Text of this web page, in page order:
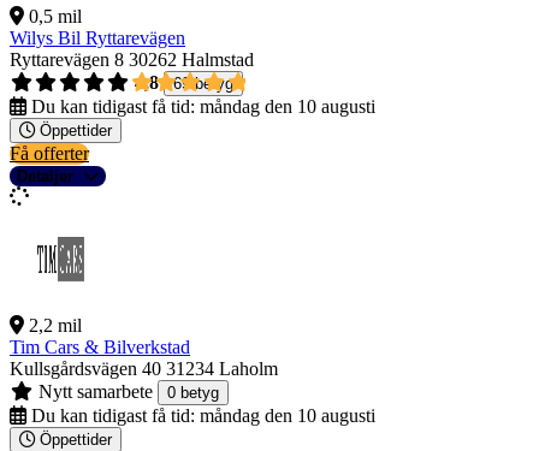
0,5 mil
Wilys Bil Ryttarevägen
Ryttarevägen 8 30262 Halmstad
4,8
69 betyg
Du kan tidigast få tid: måndag den 10 augusti
Öppettider
Få offerter
Detaljer
2,2 mil
Tim Cars & Bilverkstad
Kullsgårdsvägen 40 31234 Laholm
Nytt samarbete
0 betyg
Du kan tidigast få tid: måndag den 10 augusti
Öppettider